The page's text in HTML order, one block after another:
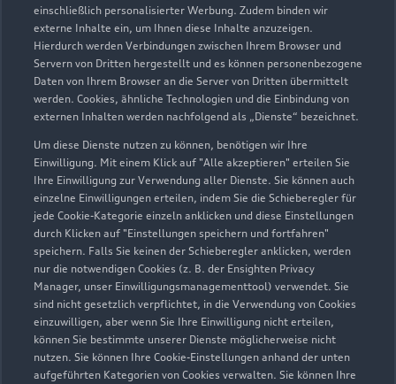
einschließlich personalisierter Werbung. Zudem binden wir
externe Inhalte ein, um Ihnen diese Inhalte anzuzeigen.
Hierdurch werden Verbindungen zwischen Ihrem Browser und
Servern von Dritten hergestellt und es können personenbezogene
Daten von Ihrem Browser an die Server von Dritten übermittelt
werden. Cookies, ähnliche Technologien und die Einbindung von
externen Inhalten werden nachfolgend als „Dienste“ bezeichnet.
Um diese Dienste nutzen zu können, benötigen wir Ihre
Einwilligung. Mit einem Klick auf "Alle akzeptieren" erteilen Sie
Ihre Einwilligung zur Verwendung aller Dienste. Sie können auch
einzelne Einwilligungen erteilen, indem Sie die Schieberegler für
jede Cookie-Kategorie einzeln anklicken und diese Einstellungen
durch Klicken auf "Einstellungen speichern und fortfahren"
speichern. Falls Sie keinen der Schieberegler anklicken, werden
nur die notwendigen Cookies (z. B. der Ensighten Privacy
Manager, unser Einwilligungsmanagementtool) verwendet. Sie
sind nicht gesetzlich verpflichtet, in die Verwendung von Cookies
einzuwilligen, aber wenn Sie Ihre Einwilligung nicht erteilen,
können Sie bestimmte unserer Dienste möglicherweise nicht
nutzen. Sie können Ihre Cookie-Einstellungen anhand der unten
aufgeführten Kategorien von Cookies verwalten. Sie können Ihre
Zur Reparatur